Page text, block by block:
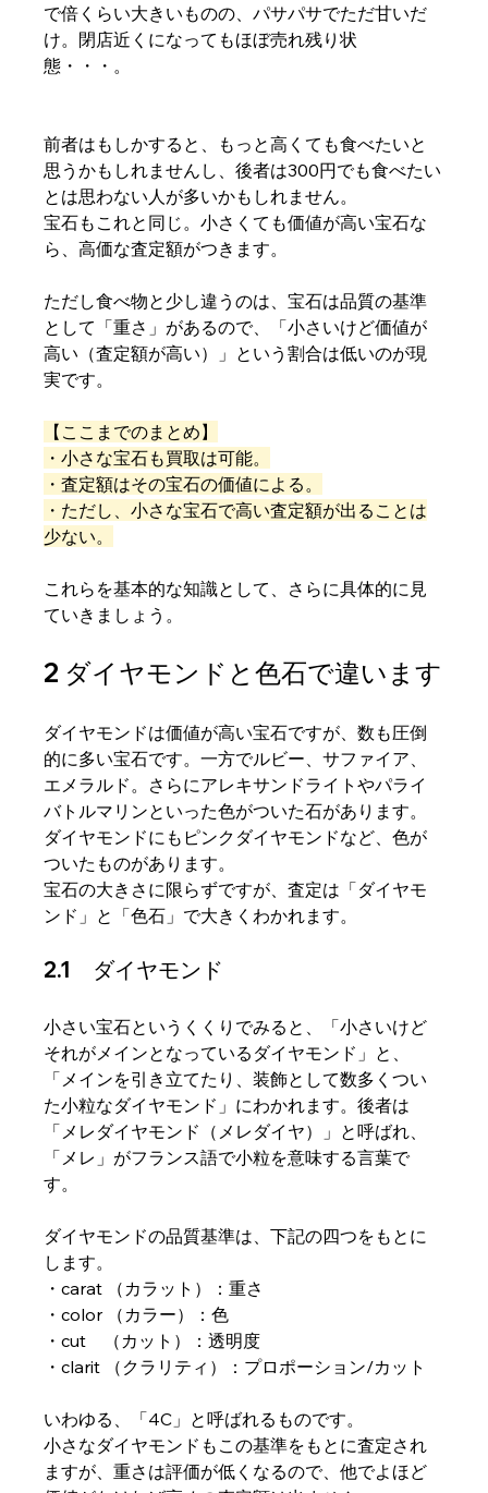
で倍くらい大きいものの、パサパサでただ甘いだ
け。閉店近くになってもほぼ売れ残り状
態・・・。
前者はもしかすると、もっと高くても食べたいと
思うかもしれませんし、後者は300円でも食べたい
とは思わない人が多いかもしれません。
宝石もこれと同じ。小さくても価値が高い宝石な
ら、高価な査定額がつきます。
ただし食べ物と少し違うのは、宝石は品質の基準
として「重さ」があるので、「小さいけど価値が
高い（査定額が高い）」という割合は低いのが現
実です。
【ここまでのまとめ】
・小さな宝石も買取は可能。
・査定額はその宝石の価値による。
・ただし、小さな宝石で高い査定額が出ることは
少ない。
これらを基本的な知識として、さらに具体的に見
ていきましょう。
2 ダイヤモンドと色石で違います
ダイヤモンドは価値が高い宝石ですが、数も圧倒
的に多い宝石です。一方でルビー、サファイア、
エメラルド。さらにアレキサンドライトやパライ
バトルマリンといった色がついた石があります。
ダイヤモンドにもピンクダイヤモンドなど、色が
ついたものがあります。
宝石の大きさに限らずですが、査定は「ダイヤモ
ンド」と「色石」で大きくわかれます。
2.1　ダイヤモンド
小さい宝石というくくりでみると、「小さいけど
それがメインとなっているダイヤモンド」と、
「メインを引き立てたり、装飾として数多くつい
た小粒なダイヤモンド」にわかれます。後者は
「メレダイヤモンド（メレダイヤ）」と呼ばれ、
「メレ」がフランス語で小粒を意味する言葉で
す。
ダイヤモンドの品質基準は、下記の四つをもとに
します。
・carat （カラット）：重さ
・color （カラー）：色
・cut　（カット）：透明度
・clarit （クラリティ）：プロポーション/カット
いわゆる、「4C」と呼ばれるものです。
小さなダイヤモンドもこの基準をもとに査定され
ますが、重さは評価が低くなるので、他でよほど